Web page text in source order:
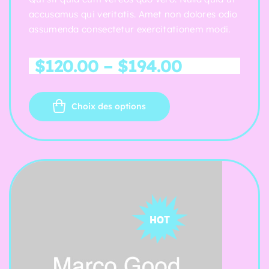
accusamus qui veritatis. Amet non dolores odio
assumenda consectetur exercitationem modi.
$120.00 – $194.00
Choix des options
HOT